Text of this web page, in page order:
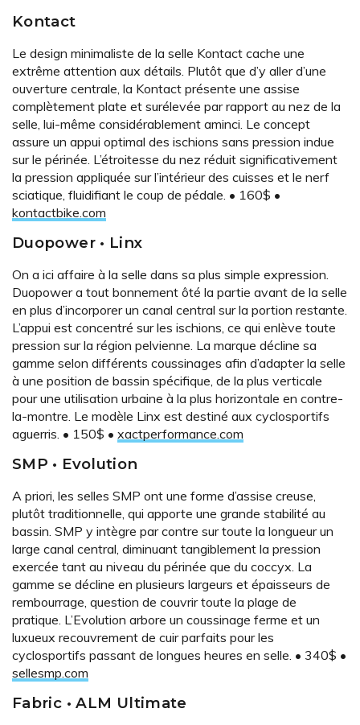
Kontact
Le design minimaliste de la selle Kontact cache une
extrême attention aux détails. Plutôt que d’y aller d’une
ouverture centrale, la Kontact présente une assise
complètement plate et surélevée par rapport au nez de la
selle, lui-même considérablement aminci. Le concept
assure un appui optimal des ischions sans pression indue
sur le périnée. L’étroitesse du nez réduit significativement
la pression appliquée sur l’intérieur des cuisses et le nerf
sciatique, fluidifiant le coup de pédale. • 160$ •
kontactbike.com
Duopower • Linx
On a ici affaire à la selle dans sa plus simple expression.
Duopower a tout bonnement ôté la partie avant de la selle
en plus d’incorporer un canal central sur la portion restante.
L’appui est concentré sur les ischions, ce qui enlève toute
pression sur la région pelvienne. La marque décline sa
gamme selon différents coussinages afin d’adapter la selle
à une position de bassin spécifique, de la plus verticale
pour une utilisation urbaine à la plus horizontale en contre-
la-montre. Le modèle Linx est destiné aux cyclosportifs
aguerris. • 150$ • xactperformance.com
SMP • Evolution
A priori, les selles SMP ont une forme d’assise creuse,
plutôt traditionnelle, qui apporte une grande stabilité au
bassin. SMP y intègre par contre sur toute la longueur un
large canal central, diminuant tangiblement la pression
exercée tant au niveau du périnée que du coccyx. La
gamme se décline en plusieurs largeurs et épaisseurs de
rembourrage, question de couvrir toute la plage de
pratique. L’Evolution arbore un coussinage ferme et un
luxueux recouvrement de cuir parfaits pour les
cyclosportifs passant de longues heures en selle. • 340$ •
sellesmp.com
Fabric • ALM Ultimate